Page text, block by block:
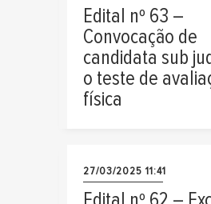
Edital nº 63 –
Convocação de
candidata sub
o teste de
física
27/03/2025 11:41